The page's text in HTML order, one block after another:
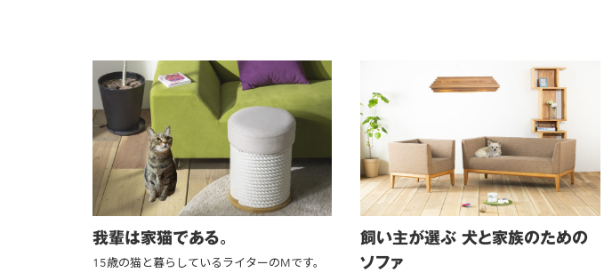
我輩は家猫である。
15歳の猫と暮らしているライターのMです。
飼い主が選ぶ 犬と家族のための
ソファ